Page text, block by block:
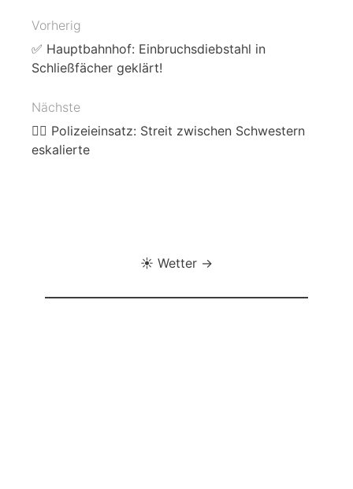
Beitragsnavigation
Vorherig
✅ Hauptbahnhof: Einbruchsdiebstahl in
Schließfächer geklärt!
Nächste
👮‍♀️ Polizeieinsatz: Streit zwischen Schwestern
eskalierte
☀️ Wetter →